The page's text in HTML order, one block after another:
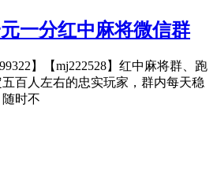
一分红中麻将微信群
】【mj222528】红中麻将群、跑
百人左右的忠实玩家，群内每天稳
时不